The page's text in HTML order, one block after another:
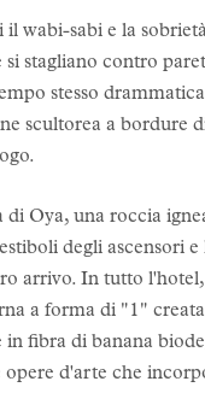
wabi-sabi e la
stagliano contro
stesso
scultorea a bordure
Oya, una roccia
degli ascensori
arrivo. In tutto
a forma di "1"
fibra di banana
d'arte che